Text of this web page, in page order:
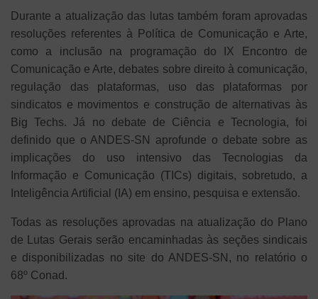
Durante a atualização das lutas também foram aprovadas
resoluções referentes à Política de Comunicação e Arte,
como a inclusão na programação do IX Encontro de
Comunicação e Arte, debates sobre direito à comunicação,
regulação das plataformas, uso das plataformas por
sindicatos e movimentos e construção de alternativas às
Big Techs. Já no debate de Ciência e Tecnologia, foi
definido que o ANDES-SN aprofunde o debate sobre as
implicações do uso intensivo das Tecnologias da
Informação e Comunicação (TICs) digitais, sobretudo, a
Inteligência Artificial (IA) em ensino, pesquisa e extensão.
Todas as resoluções aprovadas na atualização do Plano
de Lutas Gerais serão encaminhadas às seções sindicais
e disponibilizadas no site do ANDES-SN, no relatório o
68º Conad.